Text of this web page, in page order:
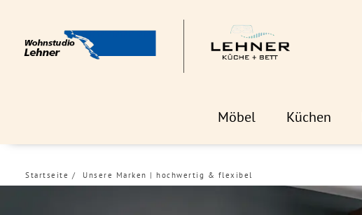
Möbel Küchen
Startseite Unsere Marken | hochwertig & flexibel